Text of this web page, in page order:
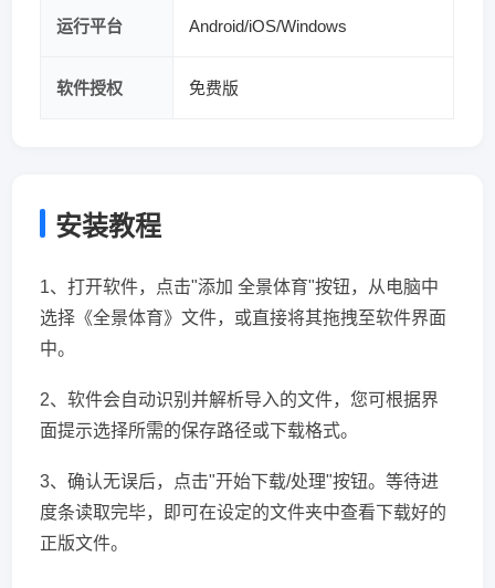
运行平台 Android/iOS/Windows
软件授权 免费版
安装教程
1、打开软件，点击"添加 全景体育"按钮，从电脑中
选择《全景体育》文件，或直接将其拖拽至软件界面
中。
2、软件会自动识别并解析导入的文件，您可根据界
面提示选择所需的保存路径或下载格式。
3、确认无误后，点击"开始下载/处理"按钮。等待进
度条读取完毕，即可在设定的文件夹中查看下载好的
正版文件。